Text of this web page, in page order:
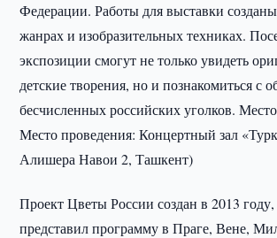
Федерации. Работы для выставки
жанрах и изобразительных техниках.
экспозиции смогут не только увидеть
детские творения, но и познакомиться с
бесчисленных российских уголков.
Место проведения: Концертный зал
Алишера Навои 2, Ташкент)
Проект Цветы России создан в 2013 году,
представил программу в Праге, Вене,